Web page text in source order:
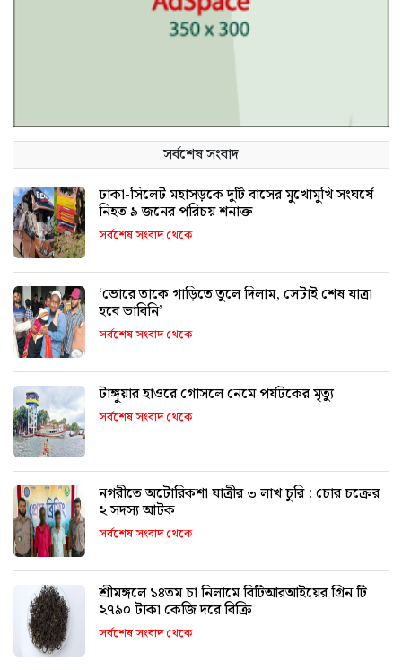
সর্বশেষ সংবাদ
ঢাকা-সিলেট মহাসড়কে দুটি বাসের মুখোমুখি সংঘর্ষে
নিহত ৯ জনের পরিচয় শনাক্ত
সর্বশেষ সংবাদ থেকে
‘ভোরে তাকে গাড়িতে তুলে দিলাম, সেটাই শেষ যাত্রা
হবে ভাবিনি’
সর্বশেষ সংবাদ থেকে
টাঙ্গুয়ার হাওরে গোসলে নেমে পর্যটকের মৃত্যু
সর্বশেষ সংবাদ থেকে
নগরীতে অটোরিকশা যাত্রীর ৩ লাখ চুরি : চোর চক্রের
২ সদস্য আটক
সর্বশেষ সংবাদ থেকে
শ্রীমঙ্গলে ১৪তম চা নিলামে বিটিআরআইয়ের গ্রিন টি
২৭৯০ টাকা কেজি দরে বিক্রি
সর্বশেষ সংবাদ থেকে